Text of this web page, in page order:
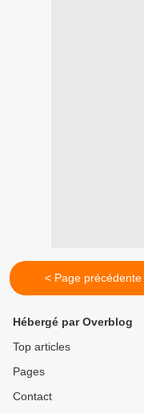
< Page précédente
Hébergé par Overblog
Top articles
Pages
Contact